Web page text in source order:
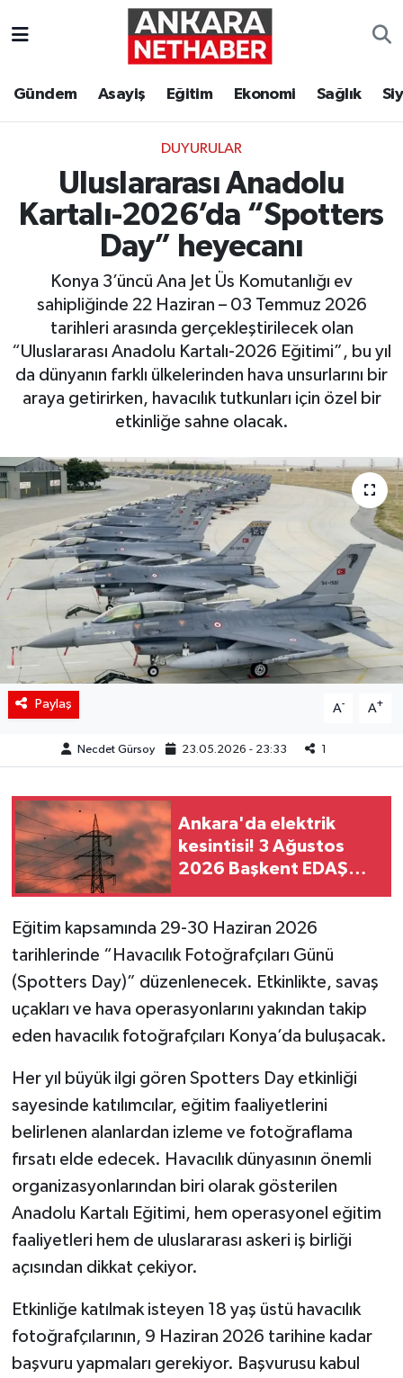
Gündem Asayiş Eğitim Ekonomi Sağlık
DUYURULAR
Uluslararası Anadolu
Kartalı-2026’da “Spotters
Day” heyecanı
Konya 3’üncü Ana Jet Üs Komutanlığı ev
sahipliğinde 22 Haziran – 03 Temmuz 2026
tarihleri arasında gerçekleştirilecek olan
“Uluslararası Anadolu Kartalı-2026 Eğitimi”, bu yıl
da dünyanın farklı ülkelerinden hava unsurlarını bir
araya getirirken, havacılık tutkunları için özel bir
etkinliğe sahne olacak.
Paylaş A- A+
Necdet Gürsoy 23.05.2026 - 23:33 1
Ankara'da elektrik
kesintisi! 3 Ağustos
2026 Başkent EDAŞ
Eğitim kapsamında 29-30 Haziran 2026
tarihlerinde “Havacılık Fotoğrafçıları Günü
(Spotters Day)” düzenlenecek. Etkinlikte, savaş
uçakları ve hava operasyonlarını yakından takip
eden havacılık fotoğrafçıları Konya’da buluşacak.
Her yıl büyük ilgi gören Spotters Day etkinliği
sayesinde katılımcılar, eğitim faaliyetlerini
belirlenen alanlardan izleme ve fotoğraflama
fırsatı elde edecek. Havacılık dünyasının önemli
organizasyonlarından biri olarak gösterilen
Anadolu Kartalı Eğitimi, hem operasyonel eğitim
faaliyetleri hem de uluslararası askeri iş birliği
açısından dikkat çekiyor.
Etkinliğe katılmak isteyen 18 yaş üstü havacılık
fotoğrafçılarının, 9 Haziran 2026 tarihine kadar
başvuru yapmaları gerekiyor. Başvurusu kabul
Ekonomi
Gündem
Kim Kimdir Nereli
Resmi İlanlar
Sağlık
Spor
Teknoloji
Yaşam
Ankara Hava Durumu
Tüm Manşetler
Son Dakika Haberleri
Haber Arşivi